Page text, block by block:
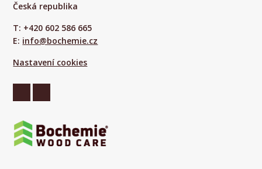
Česká republika
T: +420 602 586 665
E: info@bochemie.cz
Nastavení cookies